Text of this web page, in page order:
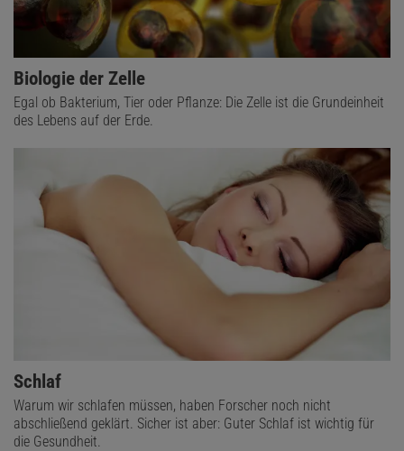
Biologie der Zelle
Egal ob Bakterium, Tier oder Pflanze: Die Zelle ist die Grundeinheit
des Lebens auf der Erde.
Schlaf
Warum wir schlafen müssen, haben Forscher noch nicht
abschließend geklärt. Sicher ist aber: Guter Schlaf ist wichtig für
die Gesundheit.